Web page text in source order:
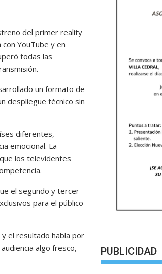
del primer reality
YouTube y en
todas las
un formato de
despliegue técnico sin
diferentes,
emocional. La
los televidentes
el segundo y tercer
para el público
y el resultado habla por
algo fresco,
PUBLICIDAD